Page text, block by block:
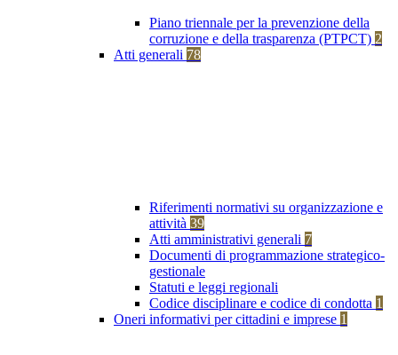
Piano triennale per la prevenzione della
corruzione e della trasparenza (PTPCT) 2
Atti generali 78
Riferimenti normativi su organizzazione e
attività 39
Atti amministrativi generali 7
Documenti di programmazione strategico-
gestionale
Statuti e leggi regionali
Codice disciplinare e codice di condotta 1
Oneri informativi per cittadini e imprese 1